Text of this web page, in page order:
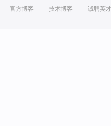
官方博客 技术博客 诚聘英才